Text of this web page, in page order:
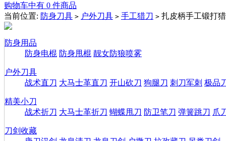
购物车中有 0 件商品
当前位置: 防身刀具 > 户外刀具 > 手工猎刀 > 扎皮柄手工锻打
防身用品
防身电棍 防身甩棍 靓女防狼喷雾
户外刀具
战术直刀 大马士革直刀 开山砍刀 狗腿刀 刺刀军刺 极品
精美小刀
战术折刀 大马士革折刀 蝴蝶甩刀 防卫笔刀 弹簧跳刀 爪
刀剑收藏